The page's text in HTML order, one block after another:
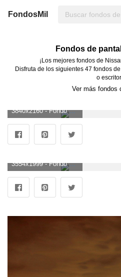
FondosMil
Fondos de
¡Los mejores fondos de
Disfruta de los siguientes 47 fondos
o
Ver más fondos
3840x2160 - Fondo de pantalla de 3840x2160. Wallpaper para escritorio 4K Ultra HD de Nissan.
3554x1999 - Fondo de pantalla de 3554x1999. Imágen de Nissan.